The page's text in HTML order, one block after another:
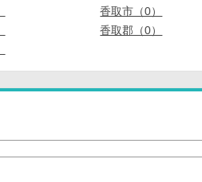
香取市（0）
香取郡（0）